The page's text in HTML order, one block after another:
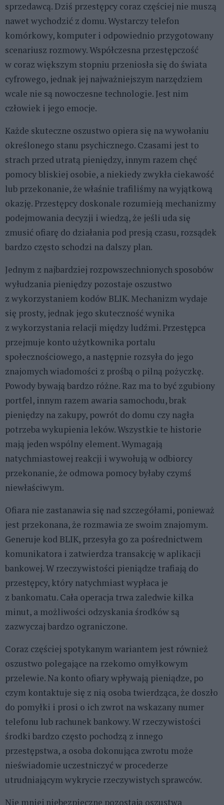
sprzedawcą. Dziś przestępcy coraz częściej nie muszą
nawet wychodzić z domu. Wystarczy telefon
komórkowy, komputer i odpowiednio przygotowany
scenariusz rozmowy. Współczesna przestępczość
w coraz większym stopniu przeniosła się do świata
cyfrowego, jednak jej najważniejszym narzędziem
wcale nie są nowoczesne technologie. Jest nim
człowiek i jego emocje.
Każde skuteczne oszustwo opiera się na wywołaniu
określonego stanu psychicznego. Czasami jest to
strach przed utratą pieniędzy, innym razem chęć
pomocy bliskiej osobie, a niekiedy zwykła ciekawość
lub przekonanie, że właśnie trafiliśmy na wyjątkową
okazję. Przestępcy doskonale rozumieją mechanizmy
podejmowania decyzji i wiedzą, że jeśli uda się
zmusić ofiarę do działania pod presją czasu, rozsądek
bardzo często schodzi na dalszy plan.
Jednym z najbardziej rozpowszechnionych sposobów
wyłudzania pieniędzy pozostaje oszustwo
z wykorzystaniem kodów BLIK. Mechanizm wydaje
się prosty, jednak jego skuteczność wynika
z wykorzystania relacji między ludźmi. Przestępca
przejmuje konto użytkownika portalu
społecznościowego, a następnie rozsyła do jego
znajomych wiadomości z prośbą o pilną pożyczkę.
Powody bywają bardzo różne. Raz ma to być zgubiony
portfel, innym razem awaria samochodu, brak
pieniędzy na zakupy, powrót do domu czy nagła
potrzeba wykupienia leków. Wszystkie te historie
mają jeden wspólny element. Wymagają
natychmiastowej reakcji i wywołują w odbiorcy
przekonanie, że odmowa pomocy byłaby czymś
niewłaściwym.
Ofiara nie zastanawia się nad szczegółami, ponieważ
jest przekonana, że rozmawia ze swoim znajomym.
Generuje kod BLIK, przesyła go za pośrednictwem
komunikatora i zatwierdza transakcję w aplikacji
bankowej. W rzeczywistości pieniądze trafiają do
przestępcy, który natychmiast wypłaca je
z bankomatu. Cała operacja trwa zaledwie kilka
minut, a możliwości odzyskania środków są
zazwyczaj bardzo ograniczone.
Coraz częściej spotykanym wariantem jest również
oszustwo polegające na rzekomo omyłkowym
przelewie. Na konto ofiary wpływają pieniądze, po
czym kontaktuje się z nią osoba twierdząca, że doszło
do pomyłki i prosi o ich zwrot na wskazany numer
telefonu lub rachunek bankowy. W rzeczywistości
środki bardzo często pochodzą z innego
przestępstwa, a osoba dokonująca zwrotu może
nieświadomie uczestniczyć w procederze
utrudniającym wykrycie rzeczywistych sprawców.
Nie mniej niebezpieczne pozostają oszustwa